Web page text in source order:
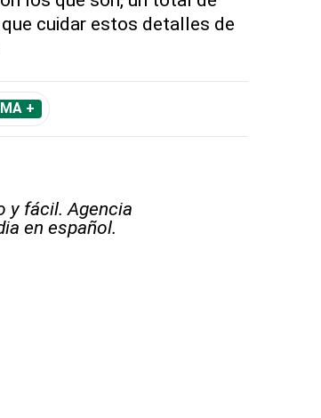
cuidar estos detalles de
+
y fácil. Agencia
en español.